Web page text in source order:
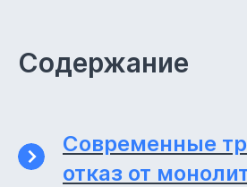
Содержание
Современные
отказ от